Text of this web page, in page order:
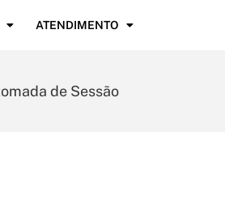
ATENDIMENTO
de Sessão